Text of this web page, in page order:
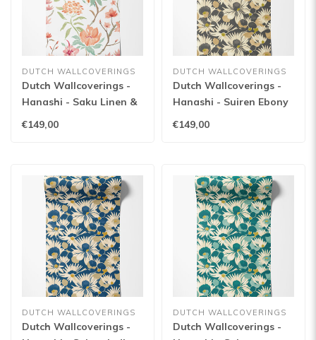
DUTCH WALLCOVERINGS
Dutch Wallcoverings -
Hanashi - Saku Linen &
Apricot - HAN50147W
€149,00
DUTCH WALLCOVERINGS
Dutch Wallcoverings -
Hanashi - Suiren Ebony
- HAN50146W
€149,00
DUTCH WALLCOVERINGS
Dutch Wallcoverings -
DUTCH WALLCOVERINGS
Dutch Wallcoverings -